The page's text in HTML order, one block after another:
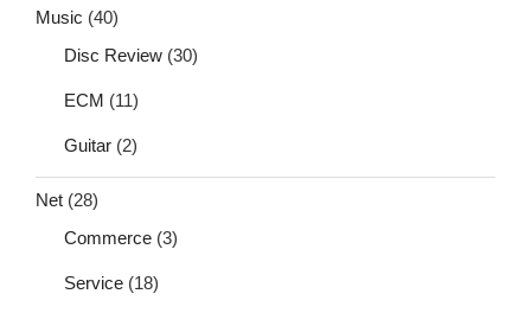
Music (40)
Disc Review (30)
ECM (11)
Guitar (2)
Net (28)
Commerce (3)
Service (18)